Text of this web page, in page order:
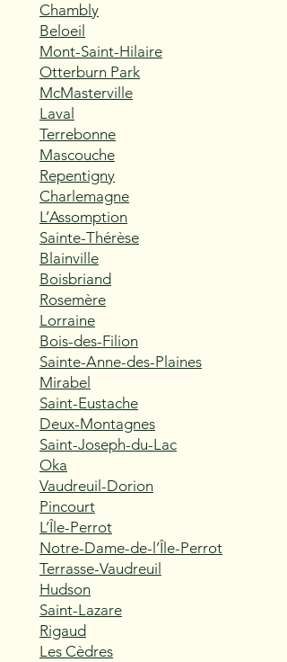
Chambly
Beloeil
Mont-Saint-Hilaire
Otterburn Park
McMasterville
Laval
Terrebonne
Mascouche
Repentigny
Charlemagne
L’Assomption
Sainte-Thérèse
Blainville
Boisbriand
Rosemère
Lorraine
Bois-des-Filion
Sainte-Anne-des-Plaines
Mirabel
Saint-Eustache
Deux-Montagnes
Saint-Joseph-du-Lac
Oka
Vaudreuil-Dorion
Pincourt
L’Île-Perrot
Notre-Dame-de-l’Île-Perrot
Terrasse-Vaudreuil
Hudson
Saint-Lazare
Rigaud
Les Cèdres